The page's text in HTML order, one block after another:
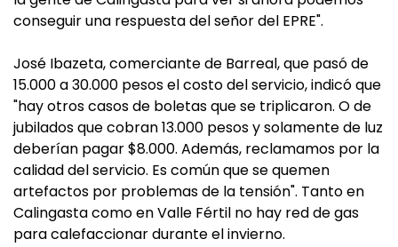
conseguir una respuesta del señor del EPRE".
José Ibazeta, comerciante de Barreal, que pasó de
15.000 a 30.000 pesos el costo del servicio, indicó que
"hay otros casos de boletas que se triplicaron. O de
jubilados que cobran 13.000 pesos y solamente de luz
deberían pagar $8.000. Además, reclamamos por la
calidad del servicio. Es común que se quemen
artefactos por problemas de la tensión". Tanto en
Calingasta como en Valle Fértil no hay red de gas
para calefaccionar durante el invierno.